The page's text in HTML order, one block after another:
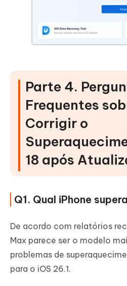
Parte 4.
Frequentes
Corrigir o
18 após
Q1. Qual iPhone
De acordo com relatórios
Max parece ser o modelo
problemas de
para o iOS 26.1.